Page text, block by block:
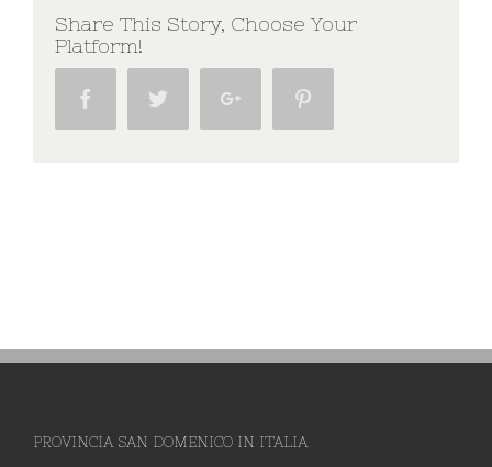
Share This Story, Choose Your
Platform!
Facebook Twitter Google+
PROVINCIA SAN DOMENICO IN ITALIA